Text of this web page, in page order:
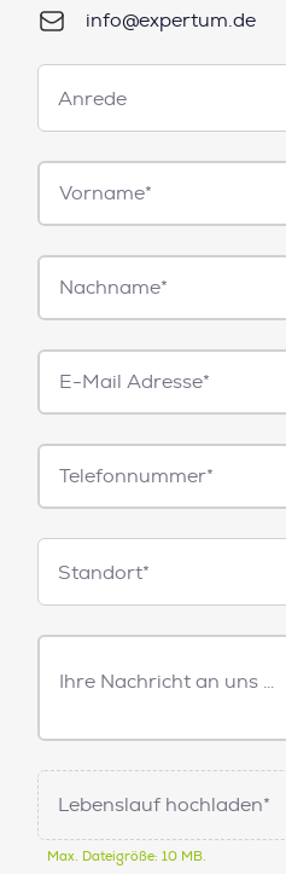
info@expertum.de
Anrede
Anrede
Vorname*
Nachname*
E-
Mail*
Telefonnummer
Standorte
Standort*
Freitext
Nachricht
Lebenslauf hochladen*
Max. Dateigröße: 10 MB.